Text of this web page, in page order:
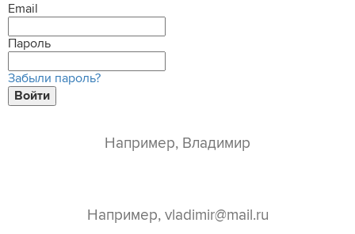
Email
Пароль
Забыли пароль?
Войти